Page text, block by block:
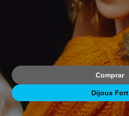
Comprar
Dijous Fort